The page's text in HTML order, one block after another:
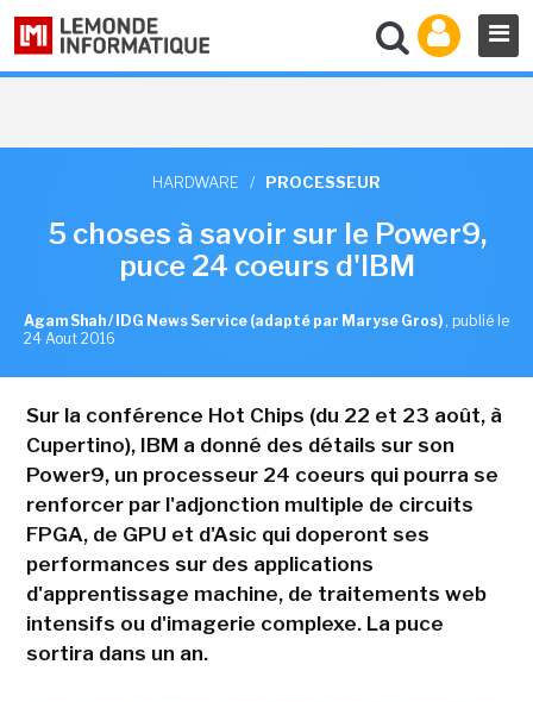
HARDWARE / PROCESSEUR
5 choses à savoir sur le Power9,
puce 24 coeurs d'IBM
Agam Shah / IDG News Service (adapté par Maryse Gros) , publié le
24 Aout 2016
Sur la conférence Hot Chips (du 22 et 23 août, à
Cupertino), IBM a donné des détails sur son
Power9, un processeur 24 coeurs qui pourra se
renforcer par l'adjonction multiple de circuits
FPGA, de GPU et d'Asic qui doperont ses
performances sur des applications
d'apprentissage machine, de traitements web
intensifs ou d'imagerie complexe. La puce
sortira dans un an.